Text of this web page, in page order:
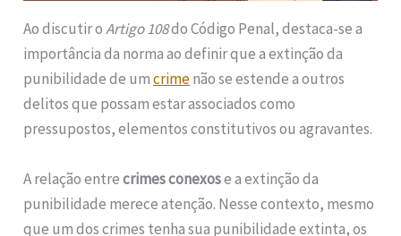
Ao discutir oArtigo 108do Código Penal, destaca-se a
importância da norma ao definir que a extinção da
punibilidade de umcrimenão se estende a outros
delitos que possam estar associados como
pressupostos, elementos constitutivos ou agravantes.
A relação entrecrimes conexose a extinção da
punibilidade merece atenção. Nesse contexto, mesmo
que um dos crimes tenha sua punibilidade extinta, os